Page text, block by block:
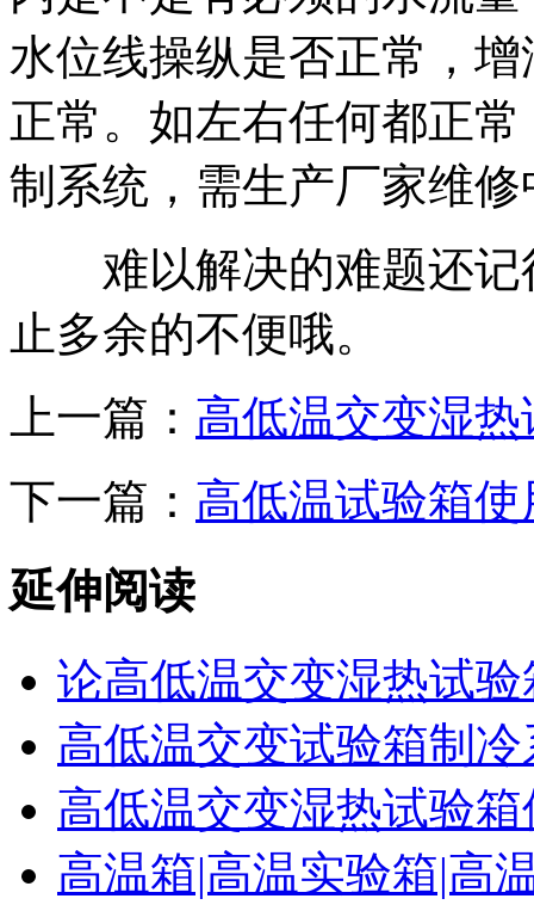
水位线操纵是否正常，
正常。如左右任何都正
制系统，需生产厂家维
难以解决的难题还记
止多余的不便哦。
上一篇： 高低温交变湿
下一篇： 高低温试验箱使
延伸阅读
论高低温交变湿热试验
高低温交变试验箱制冷
高低温交变湿热试验箱
高温箱|高温实验箱|高